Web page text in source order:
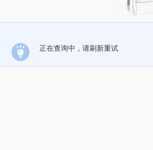
正在查询中，请刷新重试